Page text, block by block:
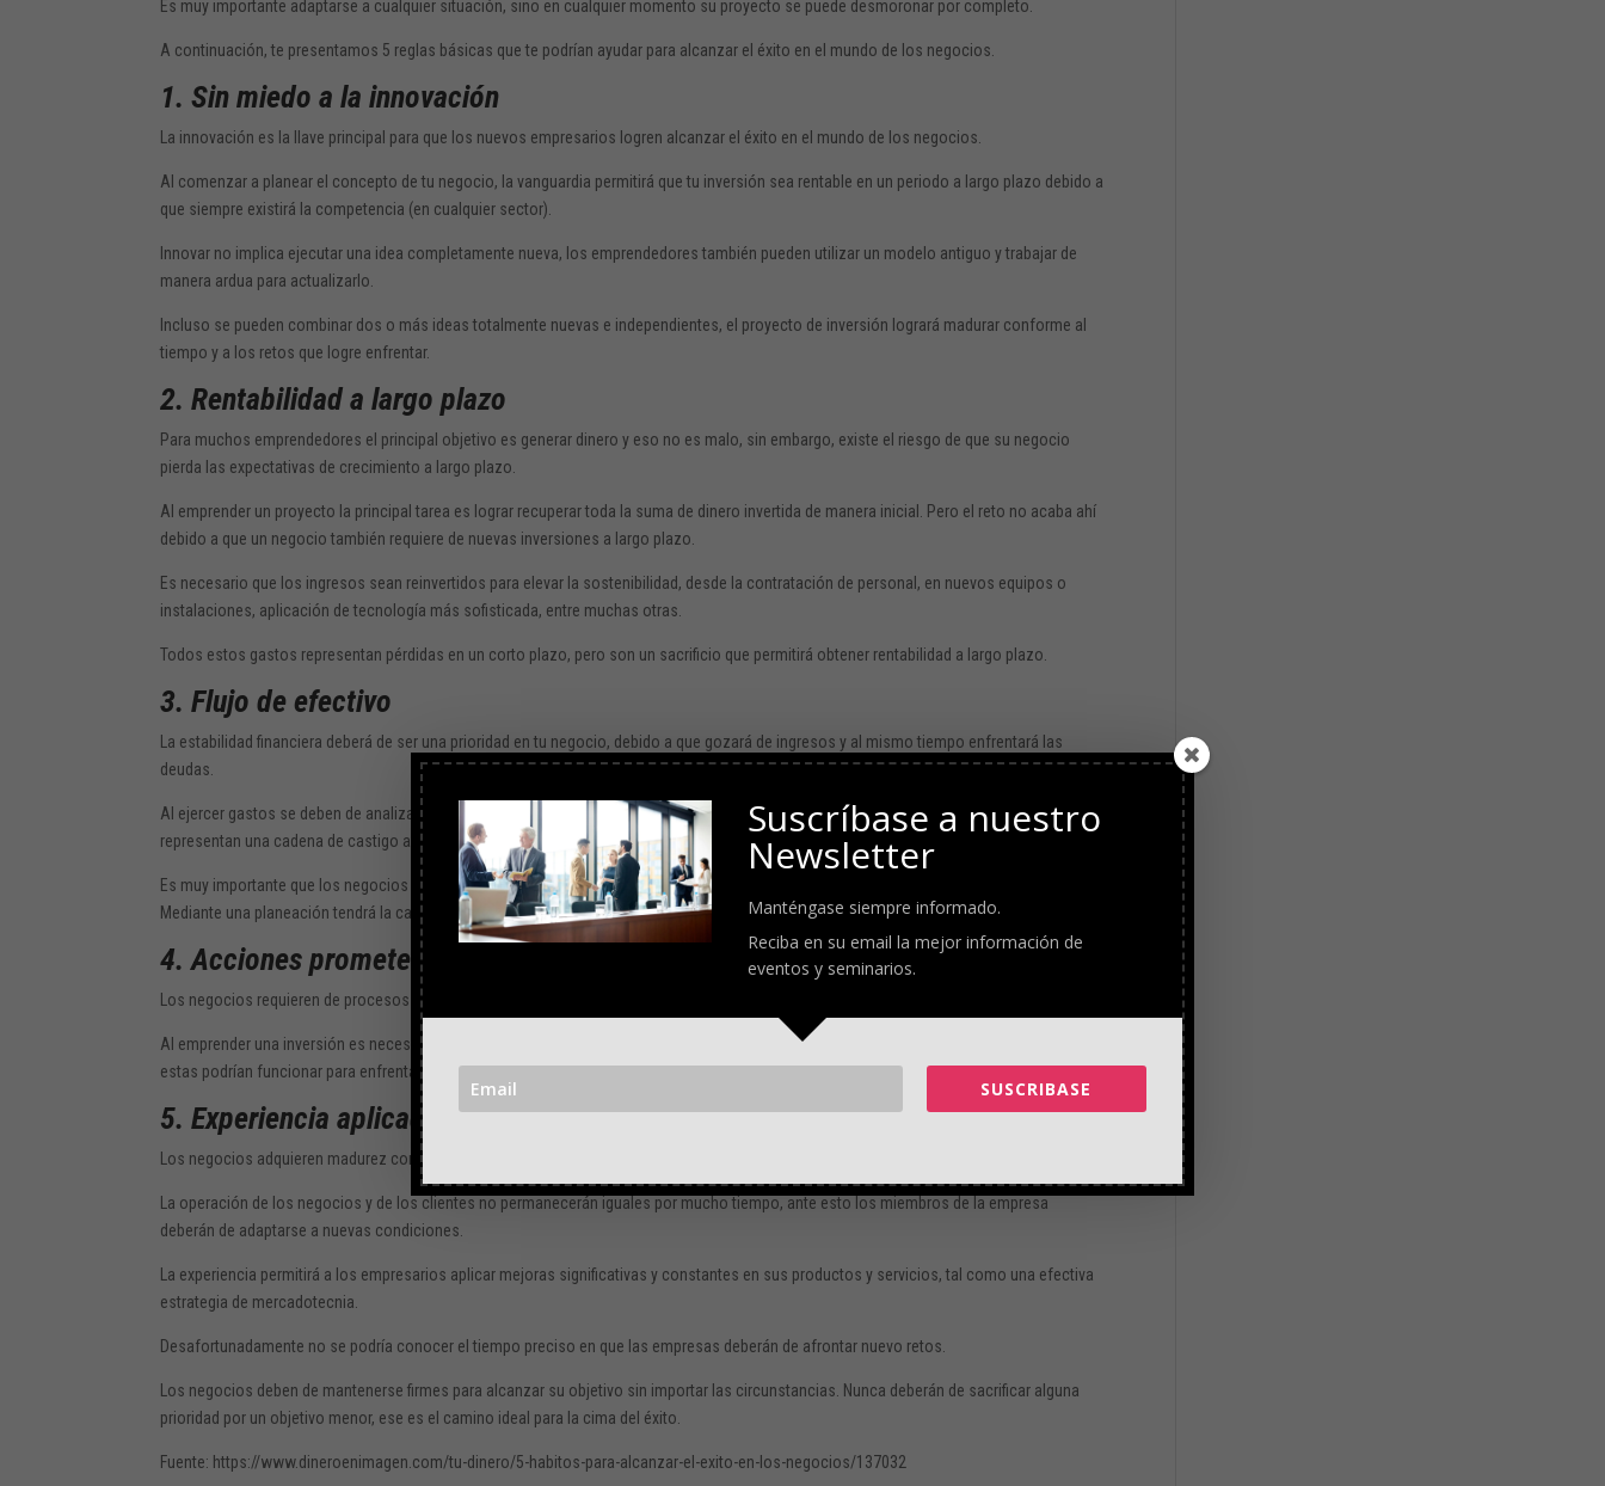
Es muy importante adaptarse a cualquier situación, sino en cualquier momento su proyecto se puede desmoronar por completo.
A continuación, te presentamos 5 reglas básicas que te podrían ayudar para alcanzar el éxito en el mundo de los negocios.
1. Sin miedo a la innovación
La innovación es la llave principal para que los nuevos empresarios logren alcanzar el éxito en el mundo de los negocios.
Al comenzar a planear el concepto de tu negocio, la vanguardia permitirá que tu inversión sea rentable en un periodo a largo plazo debido a
que siempre existirá la competencia (en cualquier sector).
Innovar no implica ejecutar una idea completamente nueva, los emprendedores también pueden utilizar un modelo antiguo y trabajar de
manera ardua para actualizarlo.
Incluso se pueden combinar dos o más ideas totalmente nuevas e independientes, el proyecto de inversión logrará madurar conforme al
tiempo y a los retos que logre enfrentar.
2. Rentabilidad a largo plazo
Para muchos emprendedores el principal objetivo es generar dinero y eso no es malo, sin embargo, existe el riesgo de que su negocio
pierda las expectativas de crecimiento a largo plazo.
Al emprender un proyecto la principal tarea es lograr recuperar toda la suma de dinero invertida de manera inicial. Pero el reto no acaba ahí
debido a que un negocio también requiere de nuevas inversiones a largo plazo.
Es necesario que los ingresos sean reinvertidos para elevar la sostenibilidad, desde la contratación de personal, en nuevos equipos o
instalaciones, aplicación de tecnología más sofisticada, entre muchas otras.
Todos estos gastos representan pérdidas en un corto plazo, pero son un sacrificio que permitirá obtener rentabilidad a largo plazo.
3. Flujo de efectivo
La estabilidad financiera deberá de ser una prioridad en tu negocio, debido a que gozará de ingresos y al mismo tiempo enfrentará las
deudas.
Al ejercer gastos se deben de analizar los recursos disponibles, debido a que el acceso a créditos podrían parecer muy atractivos pero
representan una cadena de castigo a largo plazo.
Es muy importante que los negocios cuenten con una figura responsable en el área de finanzas, tendrá que ser de plena confianza.
Mediante una planeación tendrá la capacidad de enfrentar obstáculos a largo plazo de una manera efectiva.
4. Acciones prometedoras
Los negocios requieren de procesos de transformación constantes.
Al emprender una inversión es necesario que todos los integrantes del proyecto impulsen nuevas ideas de manera constante, debido a que
estas podrían funcionar para enfrentar cualquier crisis inesperada.
5. Experiencia aplicada
Los negocios adquieren madurez con el paso del tiempo, pero muy pocas veces se aplica en el momento correcto.
La operación de los negocios y de los clientes no permanecerán iguales por mucho tiempo, ante esto los miembros de la empresa
deberán de adaptarse a nuevas condiciones.
La experiencia permitirá a los empresarios aplicar mejoras significativas y constantes en sus productos y servicios, tal como una efectiva
estrategia de mercadotecnia.
Desafortunadamente no se podría conocer el tiempo preciso en que las empresas deberán de afrontar nuevo retos.
Los negocios deben de mantenerse firmes para alcanzar su objetivo sin importar las circunstancias. Nunca deberán de sacrificar alguna
prioridad por un objetivo menor, ese es el camino ideal para la cima del éxito.
Fuente: https://www.dineroenimagen.com/tu-dinero/5-habitos-para-alcanzar-el-exito-en-los-negocios/137032
Suscríbase a nuestro
Newsletter
Manténgase siempre informado.
Reciba en su email la mejor información de
eventos y seminarios.
SUSCRIBASE